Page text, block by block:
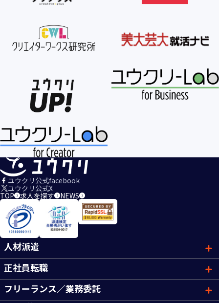
ユウクリ公式facebook
ユウクリ公式X
TOP 求人を探す NEWS
人材派遣
正社員転職
フリーランス／業務委託